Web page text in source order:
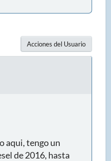
Acciones del Usuario
aqui, tengo un
de 2016, hasta